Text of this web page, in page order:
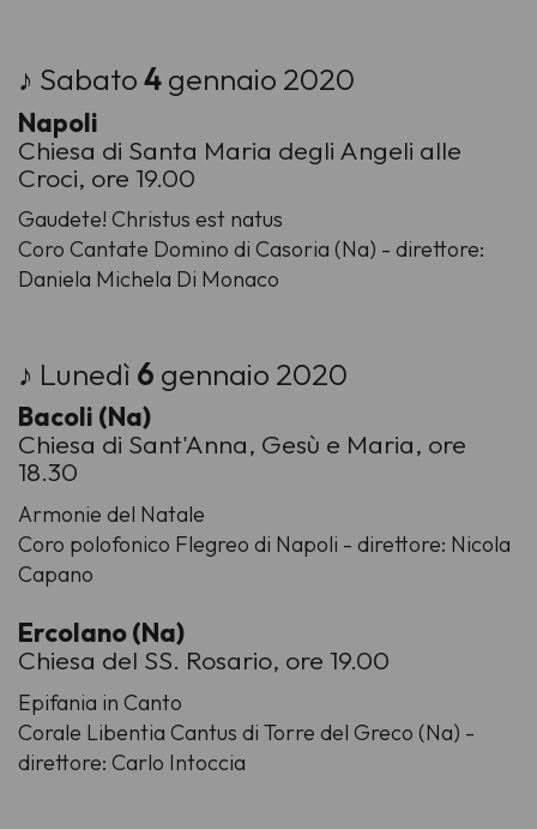
♪ Sabato4gennaio 2020
Napoli
Chiesa di Santa Maria degli Angeli alle
Croci, ore 19.00
Gaudete! Christus est natus
Coro Cantate Domino di Casoria (Na) - direttore:
Daniela Michela Di Monaco
♪ Lunedì 6 gennaio 2020
Bacoli (Na)
Chiesa di Sant'Anna, Gesù e Maria, ore
18.30
Armonie del Natale
Coro polofonico Flegreo di Napoli - direttore: Nicola
Capano
Ercolano (Na)
Chiesa del SS. Rosario, ore 19.00
Epifania in Canto
Corale Libentia Cantus di Torre del Greco (Na) -
direttore: Carlo Intoccia